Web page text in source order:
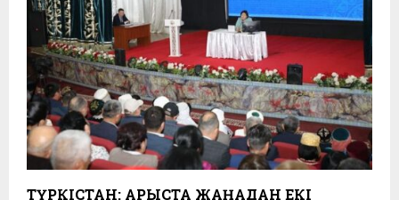
ТҮРКІСТАН: АРЫСТА ЖАҢАДАН ЕКІ